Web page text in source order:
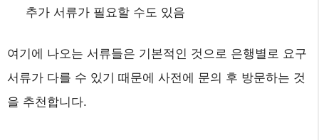
추가 서류가 필요할 수도 있음
여기에 나오는 서류들은 기본적인 것으로 은행별로 요구
서류가 다를 수 있기 때문에 사전에 문의 후 방문하는 것
을 추천합니다.